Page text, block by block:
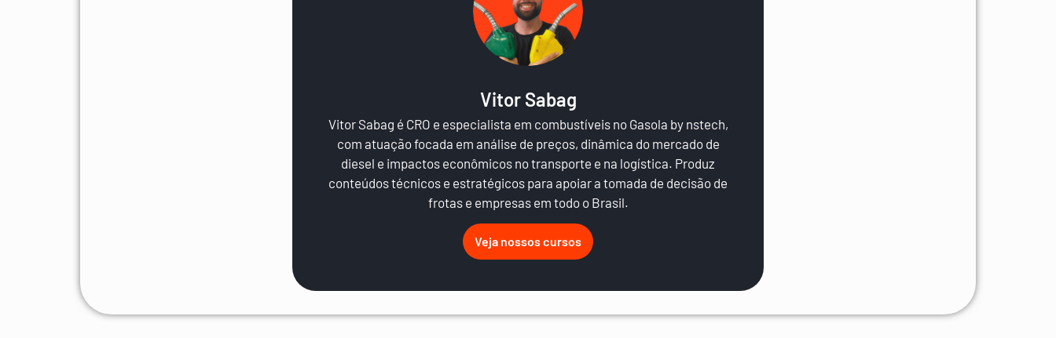
Vitor Sabag
Vitor Sabag é CRO e especialista em combustíveis no Gasola by nstech,
com atuação focada em análise de preços, dinâmica do mercado de
diesel e impactos econômicos no transporte e na logística. Produz
conteúdos técnicos e estratégicos para apoiar a tomada de decisão de
frotas e empresas em todo o Brasil.
Veja nossos cursos